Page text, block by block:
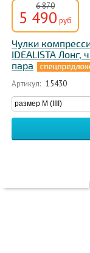
6 870
5 490 руб
Чулки
IDEALISTA
пара
Артикул: 15430